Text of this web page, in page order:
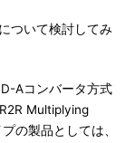
ついて検討してみ
Aコンバータ方式
Multiplying
の製品としては、